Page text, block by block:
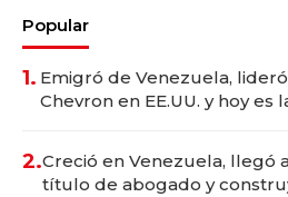
Popular
1. Emigró de Venezuela,
Chevron en EE.UU. y hoy es
2.Creció en Venezuela, llegó
título de abogado y